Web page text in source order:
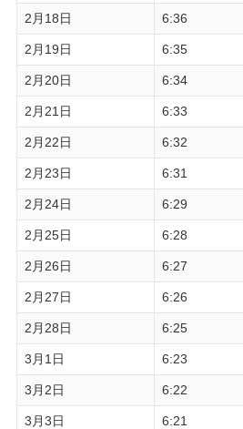
2月18日 6:36
2月19日 6:35
2月20日 6:34
2月21日 6:33
2月22日 6:32
2月23日 6:31
2月24日 6:29
2月25日 6:28
2月26日 6:27
2月27日 6:26
2月28日 6:25
3月1日 6:23
3月2日 6:22
3月3日 6:21